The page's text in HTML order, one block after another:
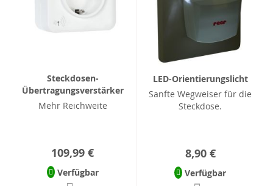
Steckdosen-
Übertragungsverstärker
Mehr Reichweite
109,99 €
Verfügbar
LED-Orientierungslicht
Sanfte Wegweiser für die
Steckdose.
8,90 €
Verfügbar